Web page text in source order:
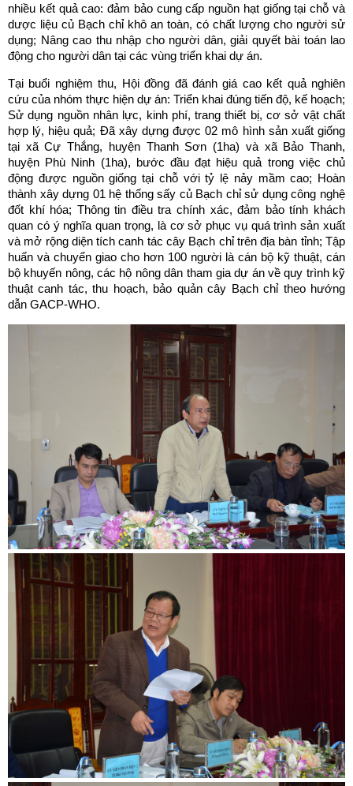
nhiều kết quả cao: đảm bảo cung cấp nguồn hạt giống tại chỗ và
dược liệu củ Bạch chỉ khô an toàn, có chất lượng cho người sử
dụng; Nâng cao thu nhập cho người dân, giải quyết bài toán lao
động cho người dân tại các vùng triển khai dự án.
Tại buổi nghiệm thu, Hội đồng đã đánh giá cao kết quả nghiên
cứu của nhóm thực hiện dự án: Triển khai đúng tiến độ, kế hoạch;
Sử dụng nguồn nhân lực, kinh phí, trang thiết bị, cơ sở vật chất
hợp lý, hiệu quả; Đã xây dựng được 02 mô hình sản xuất giống
tại xã Cự Thắng, huyện Thanh Sơn (1ha) và xã Bảo Thanh,
huyện Phù Ninh (1ha), bước đầu đạt hiệu quả trong việc chủ
động được nguồn giống tại chỗ với tỷ lệ nảy mầm cao; Hoàn
thành xây dựng 01 hệ thống sấy củ Bạch chỉ sử dụng công nghệ
đốt khí hóa; Thông tin điều tra chính xác, đảm bảo tính khách
quan có ý nghĩa quan trọng, là cơ sở phục vụ quá trình sản xuất
và mở rộng diện tích canh tác cây Bạch chỉ trên địa bàn tỉnh; Tập
huấn và chuyển giao cho hơn 100 người là cán bộ kỹ thuật, cán
bộ khuyến nông, các hộ nông dân tham gia dự án về quy trình kỹ
thuật canh tác, thu hoạch, bảo quản cây Bạch chỉ theo hướng
dẫn GACP-WHO.